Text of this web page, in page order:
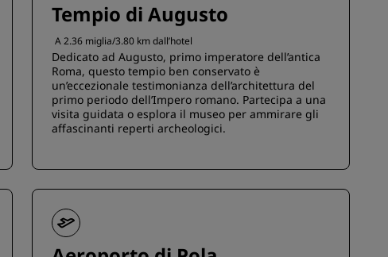
Tempio di Augusto
A 2.36 miglia/3.80 km dall’hotel
Dedicato ad Augusto, primo imperatore dell’antica
Roma, questo tempio ben conservato è
un’eccezionale testimonianza dell’architettura del
primo periodo dell’Impero romano. Partecipa a una
visita guidata o esplora il museo per ammirare gli
affascinanti reperti archeologici.